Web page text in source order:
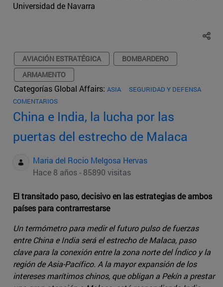
Universidad de Navarra
AVIACIÓN ESTRATÉGICA
BOMBARDERO
ARMAMENTO
Categorías Global Affairs: ASIA
SEGURIDAD Y DEFENSA
COMENTARIOS
China e India, la lucha por las
puertas del estrecho de Malaca
Maria del Rocio Melgosa Hervas
Hace 8 años - 85890 visitas
El transitado paso, decisivo en las estrategias de ambos
países para contrarrestarse
Un termómetro para medir el futuro pulso de fuerzas
entre China e India será el estrecho de Malaca, paso
clave para la conexión entre la zona norte del Índico y la
región de Asia-Pacífico. A la mayor expansión de los
intereses marítimos chinos, que obligan a Pekín a prestar